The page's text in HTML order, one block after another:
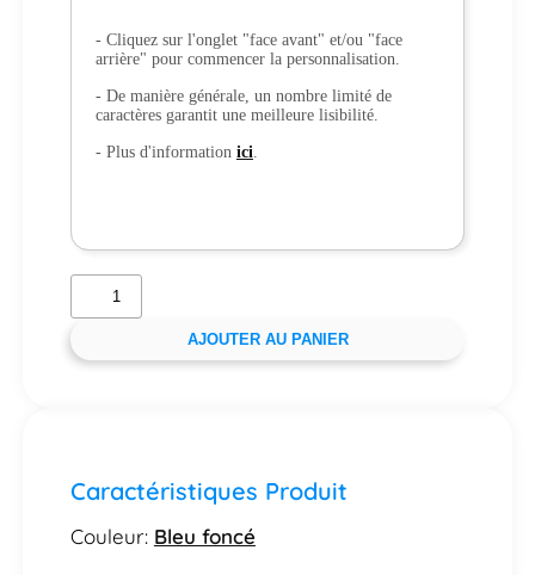
- Cliquez sur l'onglet "face avant" et/ou "face
arrière" pour commencer la personnalisation.
- De manière générale, un nombre limité de
caractères garantit une meilleure lisibilité.
- Plus d'information ici.
AJOUTER AU PANIER
Caractéristiques Produit
Couleur: Bleu foncé